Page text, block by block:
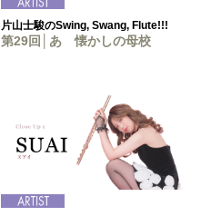
片山士駿のSwing, Swang, Flute!!!
第29回│あゝ懐かしの母校